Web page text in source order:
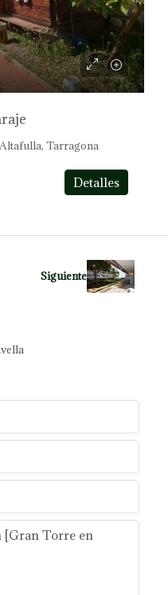
Tarragona
Detalles
Siguiente